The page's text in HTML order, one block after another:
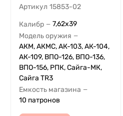
Артикул 15853-02
Калибр — 7,62x39
Модель оружия —
АКМ, АКМС, АК-103, АК-104,
АК-109, ВПО-126, ВПО-136,
ВПО-156, РПК, Сайга-МК,
Сайга TR3
Емкость магазина —
10 патронов